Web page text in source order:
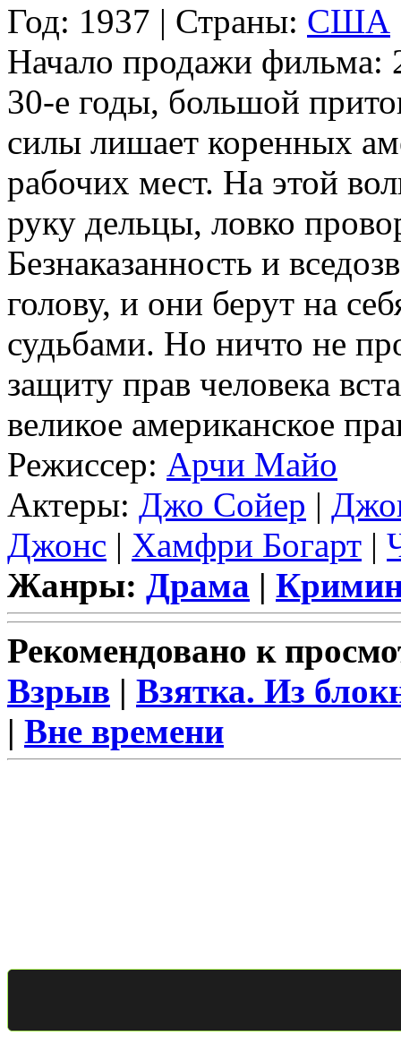
Год: 1937 | Страны: США
Начало продажи фильма:
30-е годы, большой
силы лишает коренных
рабочих мест. На этой
руку дельцы, ловко
Безнаказанность и
голову, и они берут на
судьбами. Но ничто не
защиту прав человека
великое американское
Режиссер: Арчи Майо
Актеры: Джо Сойер |
Джонс | Хамфри Богарт |
Жанры: Драма |
Рекомендовано к
Взрыв | Взятка. Из
| Вне времени